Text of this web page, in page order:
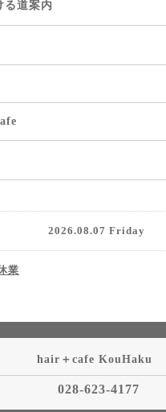
る道案内
2026.08.07 Friday
業
hair＋cafe KouHaku
028-623-4177